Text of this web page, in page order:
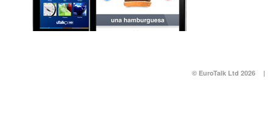
© EuroTalk Ltd 2026 |